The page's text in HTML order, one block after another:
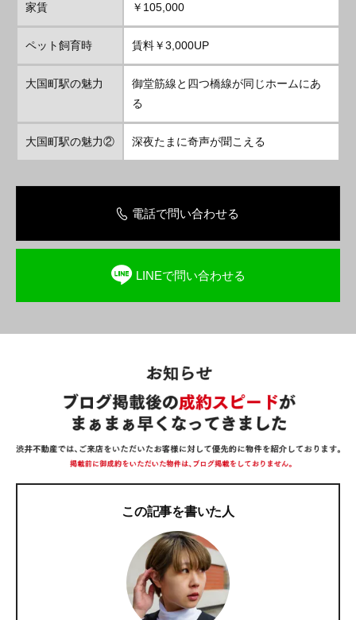
家賃 ￥105,000
ペット飼育時 賃料￥3,000UP
大国町駅の魅力
御堂筋線と四つ橋線が同じホームにあ
る
大国町駅の魅力② 深夜たまに奇声が聞こえる
電話で問い合わせる
LINEで問い合わせる
この記事を書いた人